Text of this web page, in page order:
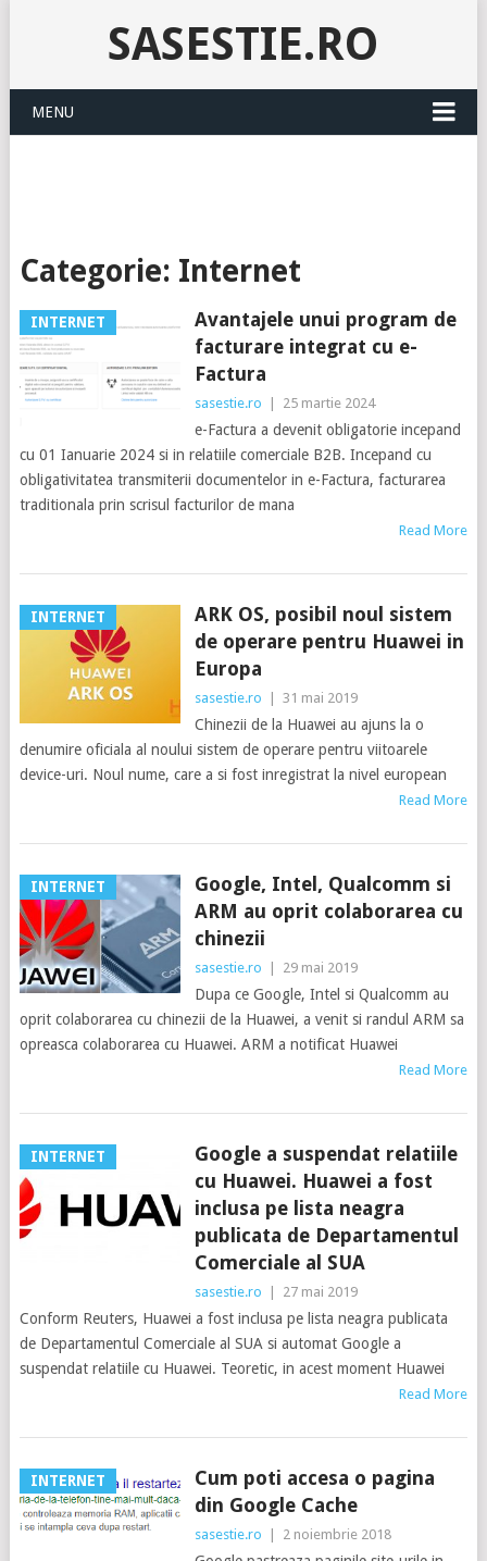
SASESTIE.RO
MENU
Categorie: Internet
INTERNET
Avantajele unui program de
facturare integrat cu e-
Factura
sasestie.ro 25 martie 2024
e-Factura a devenit obligatorie incepand
cu 01 Ianuarie 2024 si in relatiile comerciale B2B. Incepand cu
obligativitatea transmiterii documentelor in e-Factura, facturarea
traditionala prin scrisul facturilor de mana
Read More
INTERNET
ARK OS, posibil noul sistem
de operare pentru Huawei in
Europa
sasestie.ro 31 mai 2019
Chinezii de la Huawei au ajuns la o
denumire oficiala al noului sistem de operare pentru viitoarele
device-uri. Noul nume, care a si fost inregistrat la nivel european
Read More
INTERNET
Google, Intel, Qualcomm si
ARM au oprit colaborarea cu
chinezii
sasestie.ro 29 mai 2019
Dupa ce Google, Intel si Qualcomm au
oprit colaborarea cu chinezii de la Huawei, a venit si randul ARM sa
opreasca colaborarea cu Huawei. ARM a notificat Huawei
Read More
INTERNET
Google a suspendat relatiile
cu Huawei. Huawei a fost
inclusa pe lista neagra
publicata de Departamentul
Comerciale al SUA
sasestie.ro 27 mai 2019
Conform Reuters, Huawei a fost inclusa pe lista neagra publicata
de Departamentul Comerciale al SUA si automat Google a
suspendat relatiile cu Huawei. Teoretic, in acest moment Huawei
Read More
INTERNET
Cum poti accesa o pagina
din Google Cache
sasestie.ro 2 noiembrie 2018